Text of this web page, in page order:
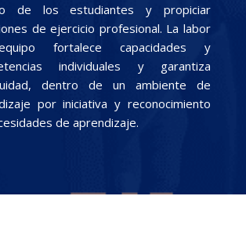
de los estudiantes y propiciar
de ejercicio profesional. La labor
fortalece capacidades y
individuales y garantiza
dentro de un ambiente de
por iniciativa y reconocimiento
de aprendizaje.